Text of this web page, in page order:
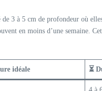
3 à 5 cm de profondeur où
en moins d’une
idéale ⏳